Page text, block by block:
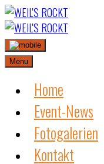
Skip
to
content
Menu
Home
Event-News
Fotogalerien
Kontakt